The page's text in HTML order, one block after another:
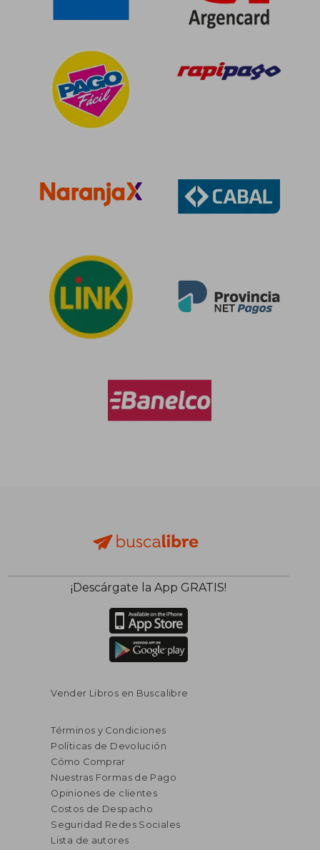
¡Descárgate la App GRATIS!
Vender Libros en Buscalibre
Términos y Condiciones
Políticas de Devolución
Cómo Comprar
Nuestras Formas de Pago
Opiniones de clientes
Costos de Despacho
Seguridad Redes Sociales
Lista de autores